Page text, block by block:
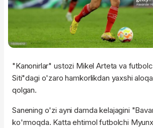
"Kanonirlar" ustozi Mikel Arteta va
Siti"dagi o'zaro hamkorlikdan yaxshi
qolgan.
Sanening o'zi ayni damda kelajagini
ko'rmoqda. Katta ehtimol futbolchi